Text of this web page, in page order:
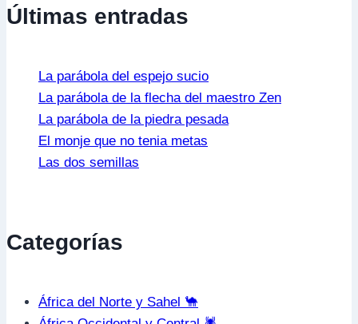
Sudama
Últimas entradas
La parábola del espejo sucio
La parábola de la flecha del maestro Zen
La parábola de la piedra pesada
El monje que no tenia metas
Las dos semillas
Categorías
África del Norte y Sahel 🐪